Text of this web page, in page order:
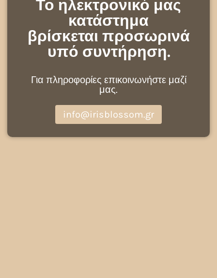
Το ηλεκτρονικό μας
κατάστημα
βρίσκεται προσωρινά
υπό συντήρηση.
Για πληροφορίες επικοινωνήστε μαζί
μας.
info@irisblossom.gr